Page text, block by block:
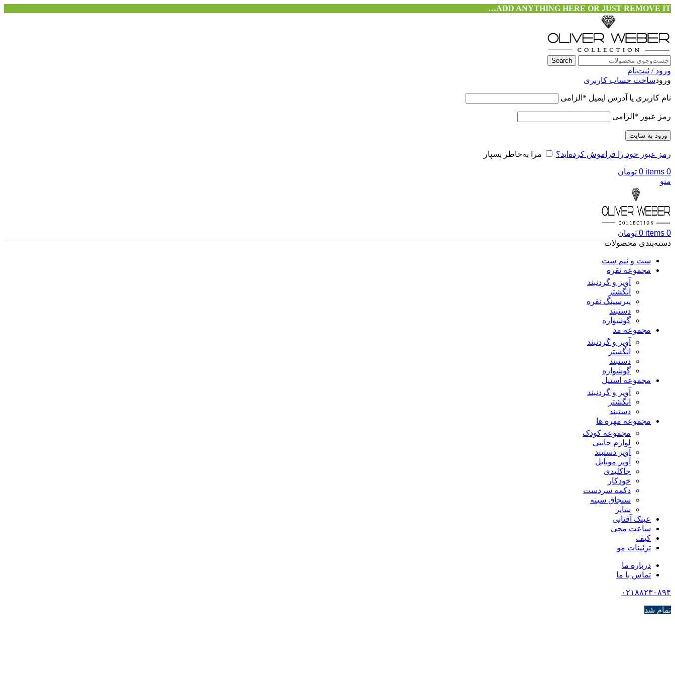
ADD ANYTHING HERE OR JUST REMOVE IT…
Search
ورود / ثبت‌نام
ورودساخت حساب کاربری
نام کاربری یا آدرس ایمیل * الزامی
رمز عبور * الزامی
ورود به سایت
رمز عبور خود را فراموش کرده‌اید؟ مرا به‌خاطر بسپار
0
items
0 تومان
منو
0
items
0 تومان
دسته‌بندی محصولات
ست و نیم ست
مجموعه نقره
آویز و گردنبند
انگشتر
پیرسینگ نقره
دستبند
گوشواره
مجموعه مد
آویز و گردنبند
انگشتر
دستبند
گوشواره
مجموعه استیل
آویز و گردنبند
انگشتر
دستبند
مجموعه مهره ها
مجموعه کودک
لوازم جانبی
آویز دستبند
آویز موبایل
جاکلیدی
خودکار
دکمه سردست
سنجاق سینه
سایر
عینک آفتابی
ساعت مچی
کیف
تزئینات مو
درباره ما
تماس با ما
۰۲۱۸۸۲۳۰۸۹۴
تمام شد